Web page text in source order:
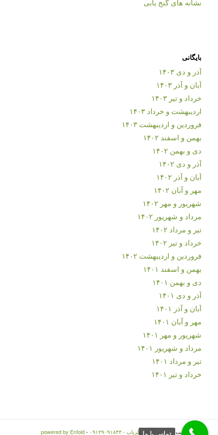
بایگانی
آذر و دی ۱۴۰۳
آبان و آذر ۱۴۰۳
خرداد و تیر ۱۴۰۳
اردیبهشت و خرداد ۱۴۰۳
فروردین و اردیبهشت ۱۴۰۳
بهمن و اسفند ۱۴۰۲
دی و بهمن ۱۴۰۲
آذر و دی ۱۴۰۲
آبان و آذر ۱۴۰۲
مهر و آبان ۱۴۰۲
شهریور و مهر ۱۴۰۲
مرداد و شهریور ۱۴۰۲
تیر و مرداد ۱۴۰۲
خرداد و تیر ۱۴۰۲
فروردین و اردیبهشت ۱۴۰۲
بهمن و اسفند ۱۴۰۱
دی و بهمن ۱۴۰۱
آذر و دی ۱۴۰۱
آبان و آذر ۱۴۰۱
مهر و آبان ۱۴۰۱
شهریور و مهر ۱۴۰۱
مرداد و شهریور ۱۴۰۱
تیر و مرداد ۱۴۰۱
خرداد و تیر ۱۴۰۱
© کپی رایت -شرکت آسان فلزیاب - ۰۹۱۲۹۰۹۱۸۴۴ -
powered by Enfold